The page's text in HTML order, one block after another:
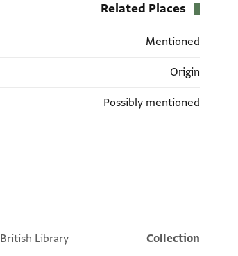
Related Places
Mentioned
Origin
Possibly mentioned
Additional metadata
Collection
British Library